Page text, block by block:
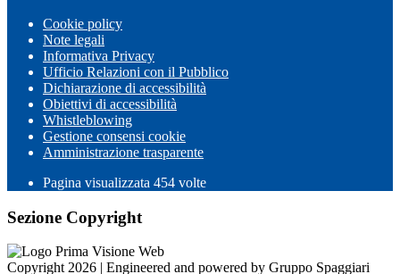
Cookie policy
Note legali
Informativa Privacy
Ufficio Relazioni con il Pubblico
Dichiarazione di accessibilità
Obiettivi di accessibilità
Whistleblowing
Gestione consensi cookie
Amministrazione trasparente
Pagina visualizzata 454 volte
Sezione Copyright
Copyright 2026 | Engineered and powered by Gruppo Spaggiari